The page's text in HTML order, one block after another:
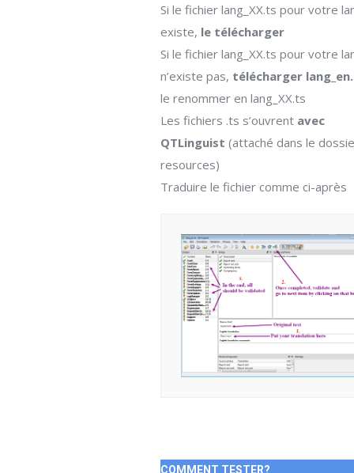
Si le fichier lang_XX.ts pour votre
existe, le télécharger
Si le fichier lang_XX.ts pour votre
n’existe pas, télécharger
le renommer en lang_XX.ts
Les fichiers .ts s’ouvrent avec
QTLinguist (attaché dans le
resources)
Traduire le fichier comme ci-après
COMMENT TESTER?